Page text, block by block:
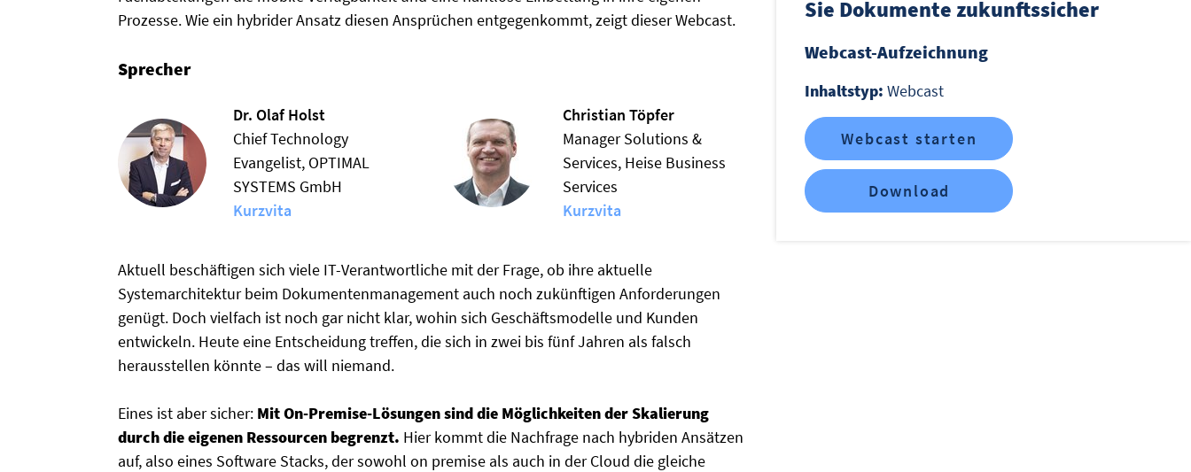
Prozesse. Wie ein hybrider Ansatz diesen Ansprüchen entgegenkommt, zeigt dieser Webcast.
Sprecher
Dr. Olaf Holst
Chief Technology
Evangelist, OPTIMAL
SYSTEMS GmbH
Kurzvita
Christian Töpfer
Manager Solutions &
Services, Heise Business
Services
Kurzvita
Aktuell beschäftigen sich viele IT-Verantwortliche mit der Frage, ob ihre aktuelle
Systemarchitektur beim Dokumentenmanagement auch noch zukünftigen Anforderungen
genügt. Doch vielfach ist noch gar nicht klar, wohin sich Geschäftsmodelle und Kunden
entwickeln. Heute eine Entscheidung treffen, die sich in zwei bis fünf Jahren als falsch
herausstellen könnte – das will niemand.
Eines ist aber sicher: Mit On-Premise-Lösungen sind die Möglichkeiten der Skalierung
durch die eigenen Ressourcen begrenzt. Hier kommt die Nachfrage nach hybriden Ansätzen
auf, also eines Software Stacks, der sowohl on premise als auch in der Cloud die gleiche
Sie Dokumente zukunftssicher
Webcast-Aufzeichnung
Inhaltstyp:Webcast
Webcast starten
Download